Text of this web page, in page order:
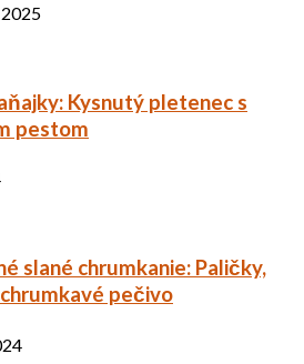
Kysnutý pletenec s
pestom
slané chrumkanie: Paličky,
pečivo